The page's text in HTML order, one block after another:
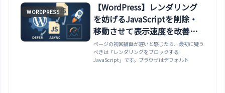
WORDPRESS
【WordPress】レンダリング
を妨げるJavaScriptを削除・
移動させて表示速度を改善す
る方法
ページの初回描画が遅いと感じたら、最初に疑う
べきは「レンダリングをブロックする
JavaScript」です。ブラウザはデフォルト